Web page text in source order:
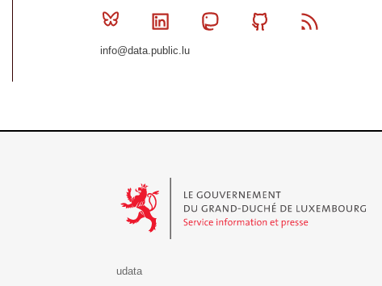
Bluesky Linkedin MastodonGithub
info@data.public.lu
udata